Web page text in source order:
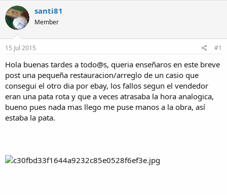
santi81
Member
15 Jul 2015 #1
Hola buenas tardes a todo@s, queria enseñaros en este breve
post una pequeña restauracion/arreglo de un casio que
consegui el otro dia por ebay, los fallos segun el vendedor
eran una pata rota y que a veces atrasaba la hora analogica,
bueno pues nada mas llego me puse manos a la obra, así
estaba la pata.